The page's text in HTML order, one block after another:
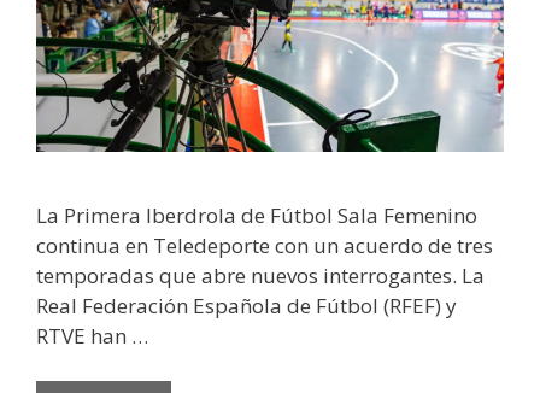
La Primera Iberdrola de Fútbol Sala Femenino
continua en Teledeporte con un acuerdo de tres
temporadas que abre nuevos interrogantes. La
Real Federación Española de Fútbol (RFEF) y
RTVE han …